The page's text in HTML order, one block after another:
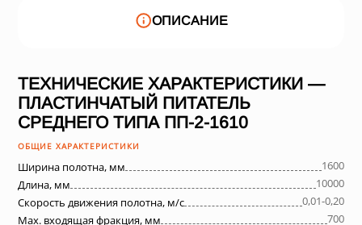
ОПИСАНИЕ
ТЕХНИЧЕСКИЕ ХАРАКТЕРИСТИКИ —
ПЛАСТИНЧАТЫЙ ПИТАТЕЛЬ
СРЕДНЕГО ТИПА ПП-2-1610
ОБЩИЕ ХАРАКТЕРИСТИКИ
Ширина полотна, мм
1600
Длина, мм
10000
Скорость движения полотна, м/с
0,01-0,20
Max. входящая фракция, мм
700